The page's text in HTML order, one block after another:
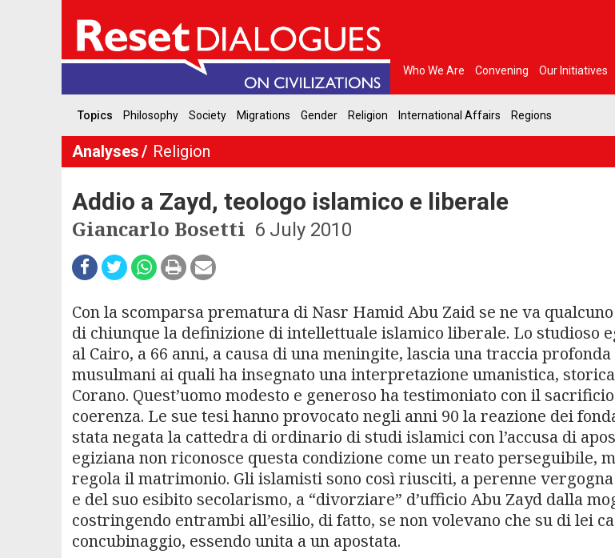
Who We Are Convening Our Initiatives
Topics Philosophy Society Migrations Gender Religion International Affairs Regions
Analyses Religion
Addio a Zayd, teologo islamico e liberale
Giancarlo Bosetti 6 July 2010
Con la scomparsa prematura di Nasr Hamid Abu Zaid se ne va
di chiunque la definizione di intellettuale islamico liberale. Lo studioso
al Cairo, a 66 anni, a causa di una meningite, lascia una traccia
musulmani ai quali ha insegnato una interpretazione umanistica,
Corano. Quest’uomo modesto e generoso ha testimoniato con il
coerenza. Le sue tesi hanno provocato negli anni 90 la reazione dei
stata negata la cattedra di ordinario di studi islamici con l’accusa di
egiziana non riconosce questa condizione come un reato perseguibile,
regola il matrimonio. Gli islamisti sono così riusciti, a perenne
e del suo esibito secolarismo, a “divorziare” d’ufficio Abu Zayd dalla
costringendo entrambi all’esilio, di fatto, se non volevano che su di lei
concubinaggio, essendo unita a un apostata.